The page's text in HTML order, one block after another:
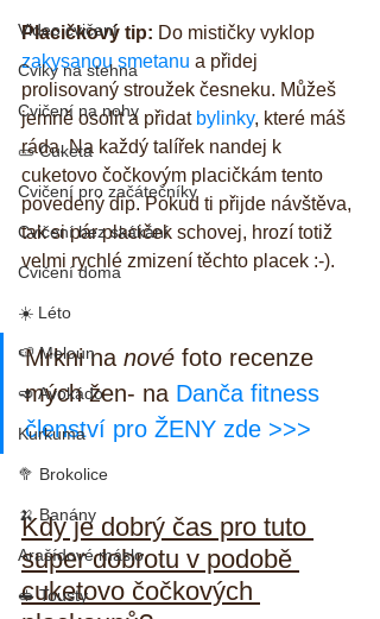
Video cvičení
Cviky na stehna
Cvičení na nohy
🥒 Cuketa
Cvičení pro začátečníky
Cvičení bez skákání
Cvičení doma
☀️ Léto
🍉 Meloun
🥑 Avokádo
Kurkuma
🥦 Brokolice
🍌 Banány
Arašídové máslo
🥪 Tousty
Placičkový tip: Do mističky vyklop
zakysanou smetanu a přidej
prolisovaný stroužek česneku. Můžeš
jemně osolit a přidat bylinky, které máš
ráda. Na každý talířek nandej k
cuketovo čočkovým placičkám tento
povedený dip. Pokud ti přijde návštěva,
tak si pár placiček schovej, hrozí totiž
velmi rychlé zmizení těchto placek :-).
Mrkni na nové foto recenze
mých žen- na Danča fitness
členství pro ŽENY zde >>>
Kdy je dobrý čas pro tuto
super dobrotu v podobě
cuketovo čočkových